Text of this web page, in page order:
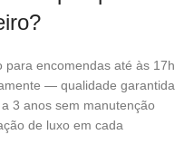
para encomendas até às 17h
— qualidade garantida
3 anos sem manutenção
de luxo em cada